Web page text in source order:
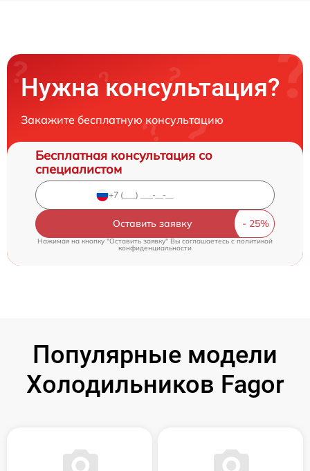
Нужна консультация?
Закажите бесплатную консультацию
Бесплатная консультация со
специалистом
Оставить заявку
Нажимая на кнопку "Оставить заявку" Вы соглашаетесь cполитикой
конфиденциальности
Популярные модели
Холодильников Fagor